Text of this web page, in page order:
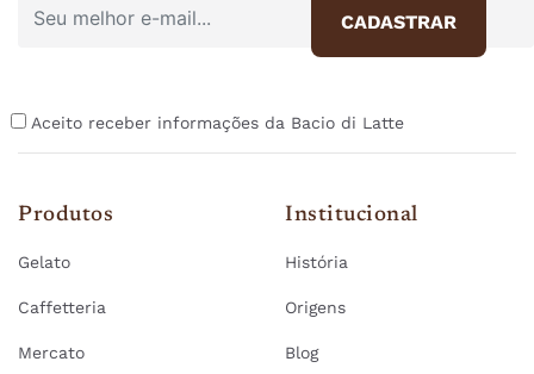
Aceito receber informações da Bacio di Latte
Produtos
Gelato
Caffetteria
Mercato
Institucional
História
Origens
Blog